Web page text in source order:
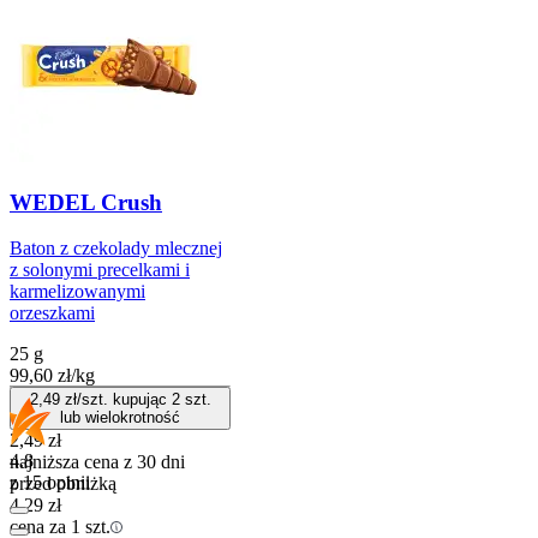
WEDEL Crush
Baton z czekolady mlecznej
z solonymi precelkami i
karmelizowanymi
orzeszkami
25 g
99,60 zł/kg
2,49zł/szt. kupując 2szt.
lub wielokrotność
2,49 zł
najniższa cena z 30 dni
przed obniżką
4,29 zł
cena za 1 szt.
4.8
z 15 opinii